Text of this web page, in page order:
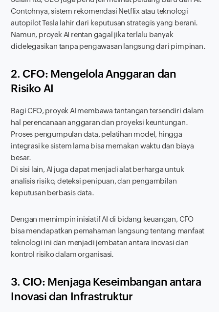
Contohnya, sistem rekomendasi Netflix atau teknologi
autopilot Tesla lahir dari keputusan strategis yang berani.
Namun, proyek AI rentan gagal jika terlalu banyak
didelegasikan tanpa pengawasan langsung dari pimpinan.
2. CFO: Mengelola Anggaran dan
Risiko AI
Bagi CFO, proyek AI membawa tantangan tersendiri dalam
hal perencanaan anggaran dan proyeksi keuntungan.
Proses pengumpulan data, pelatihan model, hingga
integrasi ke sistem lama bisa memakan waktu dan biaya
besar.
Di sisi lain, AI juga dapat menjadi alat berharga untuk
analisis risiko, deteksi penipuan, dan pengambilan
keputusan berbasis data.
Dengan memimpin inisiatif AI di bidang keuangan, CFO
bisa mendapatkan pemahaman langsung tentang manfaat
teknologi ini dan menjadi jembatan antara inovasi dan
kontrol risiko dalam organisasi.
3. CIO: Menjaga Keseimbangan antara
Inovasi dan Infrastruktur